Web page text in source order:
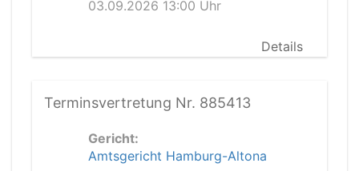
03.09.2026 13:00 Uhr
Details
Terminsvertretung Nr. 885413
Gericht:
Amtsgericht Hamburg-Altona